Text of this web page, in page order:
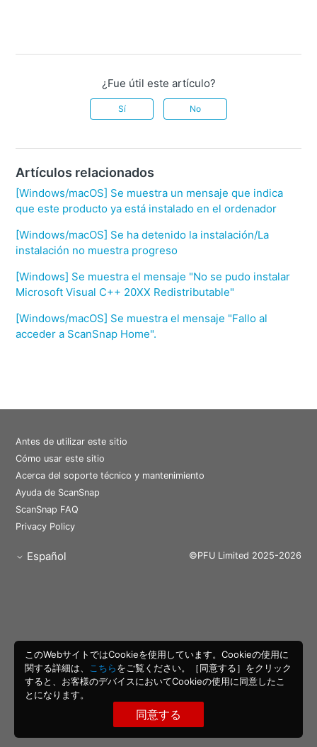
¿Fue útil este artículo?
Sí No
Artículos relacionados
[Windows/macOS] Se muestra un mensaje que indica
que este producto ya está instalado en el ordenador
[Windows/macOS] Se ha detenido la instalación/La
instalación no muestra progreso
[Windows] Se muestra el mensaje "No se pudo instalar
Microsoft Visual C++ 20XX Redistributable"
[Windows/macOS] Se muestra el mensaje "Fallo al
acceder a ScanSnap Home".
Antes de utilizar este sitio
Cómo usar este sitio
Acerca del soporte técnico y mantenimiento
Ayuda de ScanSnap
ScanSnap FAQ
Privacy Policy
Español ©PFU Limited 2025-2026
このWebサイトではCookieを使用しています。Cookieの使用に
関する詳細は、
こちらをご覧ください。［同意する］をクリック
すると、お客様のデバイスにおいてCookieの使用に同意したこ
とになります。
同意する